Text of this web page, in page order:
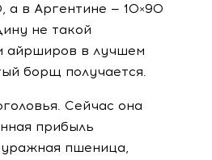
а в Аргентине — 10×90
не такой
айрширов в лучшем
борщ получается.
Сейчас она
прибыль
пшеница,